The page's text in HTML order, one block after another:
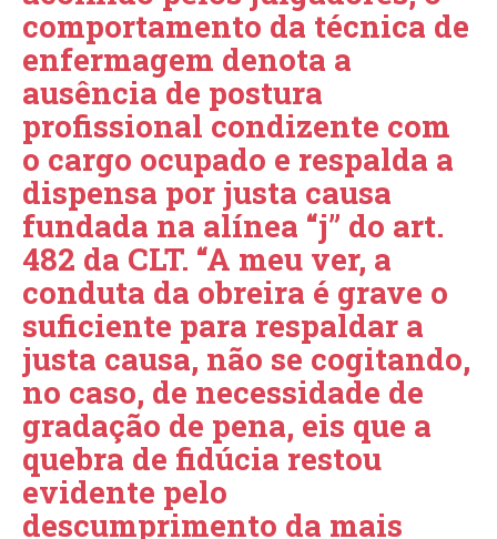
comportamento da técnica de
enfermagem denota a
ausência de postura
profissional condizente com
o cargo ocupado e respalda a
dispensa por justa causa
fundada na alínea “j” do art.
482 da CLT. “A meu ver, a
conduta da obreira é grave o
suficiente para respaldar a
justa causa, não se cogitando,
no caso, de necessidade de
gradação de pena, eis que a
quebra de fidúcia restou
evidente pelo
descumprimento da mais